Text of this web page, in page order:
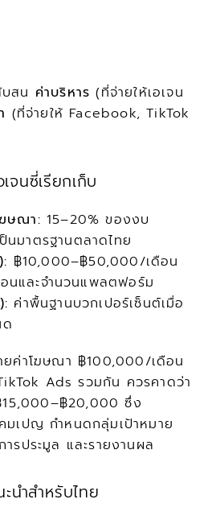
สน ค่าบริหาร (ที่จ่ายให้เอเจน
(ที่จ่ายให้ Facebook, TikTok
จนซี่เรียกเก็บ
ษณา: 15–20% ของงบ
นมาตรฐานตลาดไทย
฿10,000–฿50,000/เดือน
นและจำนวนแพลตฟอร์ม
ค่าพื้นฐานบวกเปอร์เซ็นต์เมื่อ
ค่าโฆษณา ฿100,000/เดือน
Ads รวมกัน ควรคาดว่า
15,000–฿20,000 ซึ่ง
มเปญ กำหนดกลุ่มเป้าหมาย
รประมูล และรายงานผล
นำสำหรับไทย